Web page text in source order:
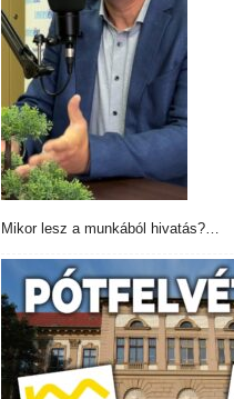
Mikor lesz a munkából hivatás?…